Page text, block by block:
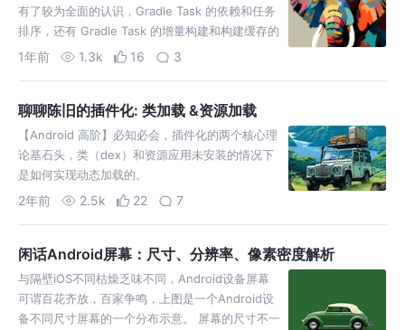
有了较为全面的认识，Gradle Task 的依赖和任务
排序，还有 Gradle Task 的增量构建和构建缓存的
运行原理。
1年前 1.3k 16 3
聊聊陈旧的插件化: 类加载 &资源加载
【Android 高阶】必知必会，插件化的两个核心理
论基石头，类（dex）和资源应用未安装的情况下
是如何实现动态加载的。
2年前 2.5k 22 7
闲话Android屏幕：尺寸、分辨率、像素密度解析
与隔壁iOS不同枯燥乏味不同，Android设备屏幕
可谓百花齐放，百家争鸣，上图是一个Android设
备不同尺寸屏幕的一个分布示意。 屏幕的尺寸不一